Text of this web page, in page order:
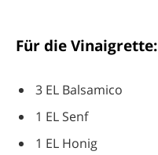
Für die Vinaigrette:
3 EL Balsamico
1 EL Senf
1 EL Honig